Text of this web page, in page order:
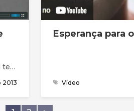
tem
2013
Esperança para
Vídeo